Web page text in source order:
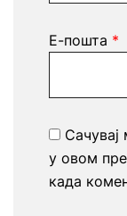
Е-пошта *
у овом
када